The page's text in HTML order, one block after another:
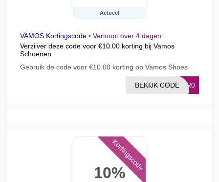
Actueel
VAMOS Kortingscode • Verloopt over 4 dagen
Verzilver deze code voor €10.00 korting bij Vamos
Schoenen
Gebruik de code voor €10.00 korting op Vamos Shoes
M1R0
BEKIJK CODE
10%
Kortingscode